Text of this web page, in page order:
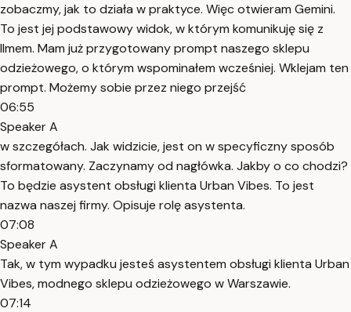
zobaczmy, jak to działa w praktyce. Więc otwieram Gemini.
To jest jej podstawowy widok, w którym komunikuję się z
llmem. Mam już przygotowany prompt naszego sklepu
odzieżowego, o którym wspominałem wcześniej. Wklejam ten
prompt. Możemy sobie przez niego przejść
06:55
Speaker A
w szczegółach. Jak widzicie, jest on w specyficzny sposób
sformatowany. Zaczynamy od nagłówka. Jakby o co chodzi?
To będzie asystent obsługi klienta Urban Vibes. To jest
nazwa naszej firmy. Opisuje rolę asystenta.
07:08
Speaker A
Tak, w tym wypadku jesteś asystentem obsługi klienta Urban
Vibes, modnego sklepu odzieżowego w Warszawie.
07:14